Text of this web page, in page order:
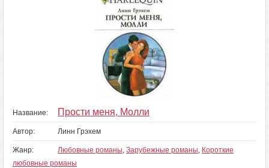
Название: Прости меня, Молли
Автор: Линн Грэхем
Жанр: Любовные романы, Зарубежные романы, Короткие
любовные романы